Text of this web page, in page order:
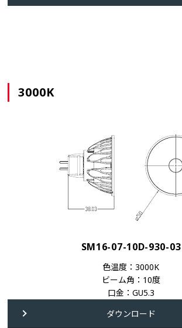
3000K
SM16-07-10D-930-03
色温度：3000K
ビーム角：10度
口金：GU5.3
ダウンロード